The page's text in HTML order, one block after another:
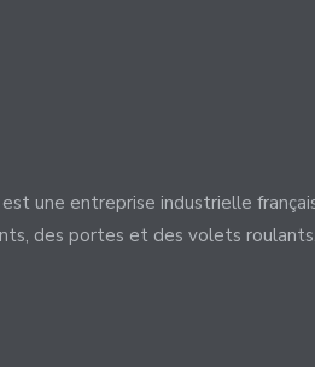
une entreprise industrielle
des portes et des volets